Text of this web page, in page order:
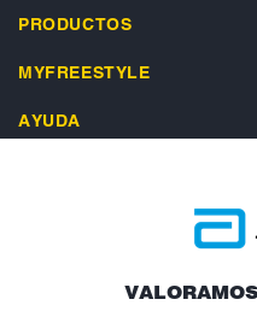
PRODUCTOS
MYFREESTYLE
AYUDA